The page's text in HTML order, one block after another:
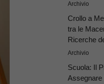
Archivio
Crollo a
tra le
Ricerche
Archivio
Scuola: Il
Assegnare